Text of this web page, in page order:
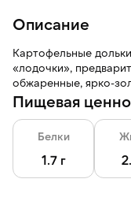
Описание
Картофельные
«лодочки»,
обжаренные, ярко-
Пищевая
Белки
1.7 г